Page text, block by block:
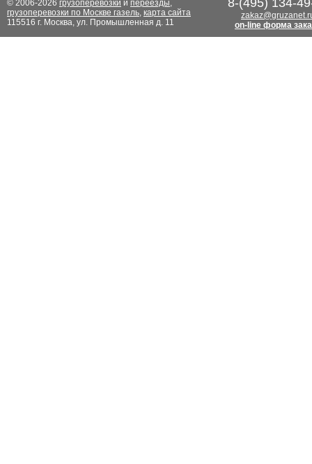
© 2006-2026 грузоперевозки и переезды,
грузоперевозки по Москве газель, карта сайта
115516 г. Москва, ул. Промышленная д. 11
8-(495) 134-
on-line форма